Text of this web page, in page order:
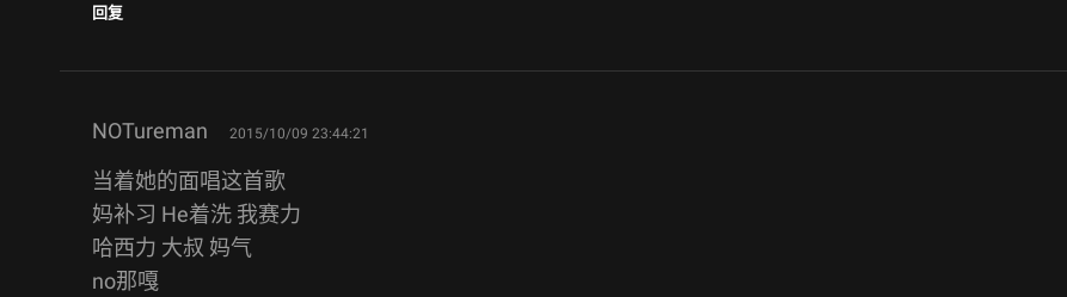
回复
NOTureman says:
2015/10/09 23:44:21
当着她的面唱这首歌
妈补习 He着洗 我赛力
哈西力 大叔 妈气
no那嘎